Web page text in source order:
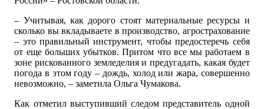
– Учитывая, как дорого стоят материальные ресурсы и
сколько вы вкладываете в производство, агрострахование
– это правильный инструмент, чтобы предостеречь себя
от еще больших убытков. Притом что все мы работаем в
зоне рискованного земледелия и предугадать, какая будет
погода в этом году – дождь, холод или жара, совершенно
невозможно, – заметила Ольга Чумакова.
Как отметил выступивший следом представитель одной